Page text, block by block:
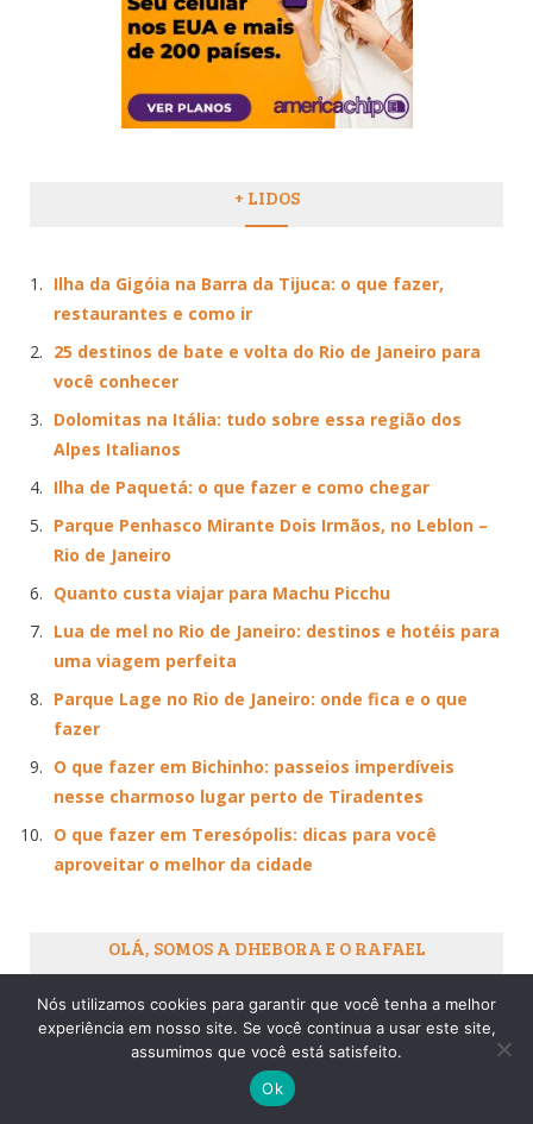
+ LIDOS
Ilha da Gigóia na Barra da Tijuca: o que fazer,
restaurantes e como ir
25 destinos de bate e volta do Rio de Janeiro para
você conhecer
Dolomitas na Itália: tudo sobre essa região dos
Alpes Italianos
Ilha de Paquetá: o que fazer e como chegar
Parque Penhasco Mirante Dois Irmãos, no Leblon –
Rio de Janeiro
Quanto custa viajar para Machu Picchu
Lua de mel no Rio de Janeiro: destinos e hotéis para
uma viagem perfeita
Parque Lage no Rio de Janeiro: onde fica e o que
fazer
O que fazer em Bichinho: passeios imperdíveis
nesse charmoso lugar perto de Tiradentes
O que fazer em Teresópolis: dicas para você
aproveitar o melhor da cidade
OLÁ, SOMOS A DHEBORA E O RAFAEL
Nós utilizamos cookies para garantir que você tenha a melhor
experiência em nosso site. Se você continua a usar este site,
assumimos que você está satisfeito.
Ok